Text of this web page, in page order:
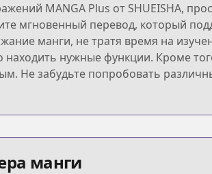
MANGA Plus от SHUEISHA,
мгновенный перевод, который
манги, не тратя время на
нужные функции. Кроме
Не забудьте попробовать
манги